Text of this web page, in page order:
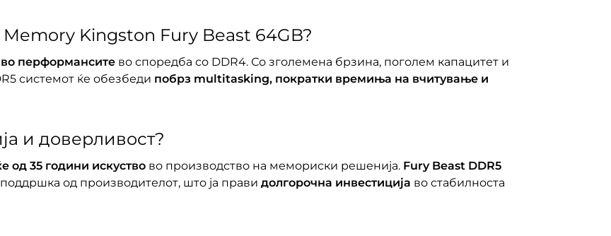
Kingston Fury Beast 64GB?
перформанситево споредба со DDR4. Со зголемена брзина, поголем капацитет и
системот ќе обезбеди побрз multitasking, пократки времиња на вчитување и
и доверливост?
од 35 години искуствово производство на мемориски решенија. Fury Beast DDR5
од производителот, што ја прави долгорочна инвестиција во стабилноста